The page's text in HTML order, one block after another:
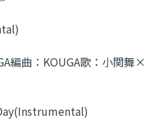
編曲： KOUGA歌： 小関舞×
(Instrumental)